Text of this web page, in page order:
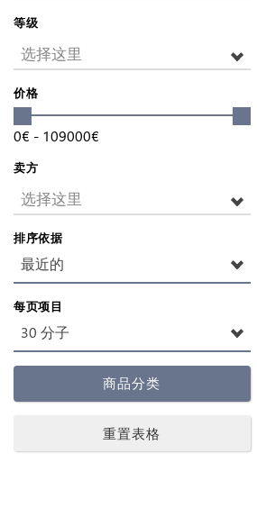
等级
选择这里
价格
0€ - 109000€
卖方
选择这里
排序依据
最近的
每页项目
30 分子
商品分类
重置表格